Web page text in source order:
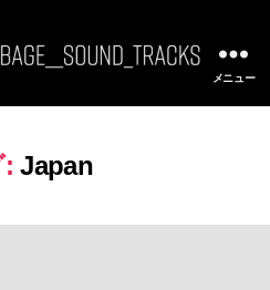
BGM]
SoundTracks
メニュー
Japan